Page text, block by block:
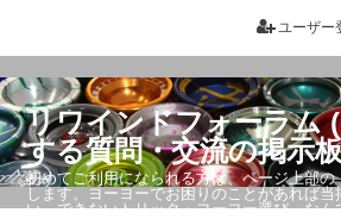
ユーザー
リワインドフォーラム
する質問・交流の掲示
初めてご利用になられる方は、ページ上部
します。ヨーヨーでお困りのことがあれば
い。できないトリック・ヨーヨー選び、な